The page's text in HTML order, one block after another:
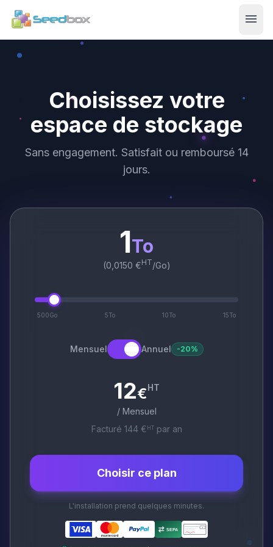
menu
Choisissez votre
espace de stockage
Sans engagement. Satisfait ou remboursé 14
jours.
1To
(0,0150 €HT/Go)
500Go 5To 10To 15To
Mensuel Annuel -20%
12€HT
/ Mensuel
Facturé 144 € HTpar an
Choisir ce plan
L'installation prend quelques minutes.